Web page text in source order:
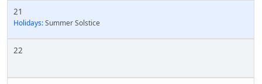
21
Holidays:Summer Solstice
22